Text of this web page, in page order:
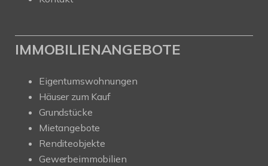
IMMOBILIENANGEBOTE
Eigentumswohnungen
Häuser zum Kauf
Grundstücke
Mietangebote
Renditeobjekte
Gewerbeimmobilien